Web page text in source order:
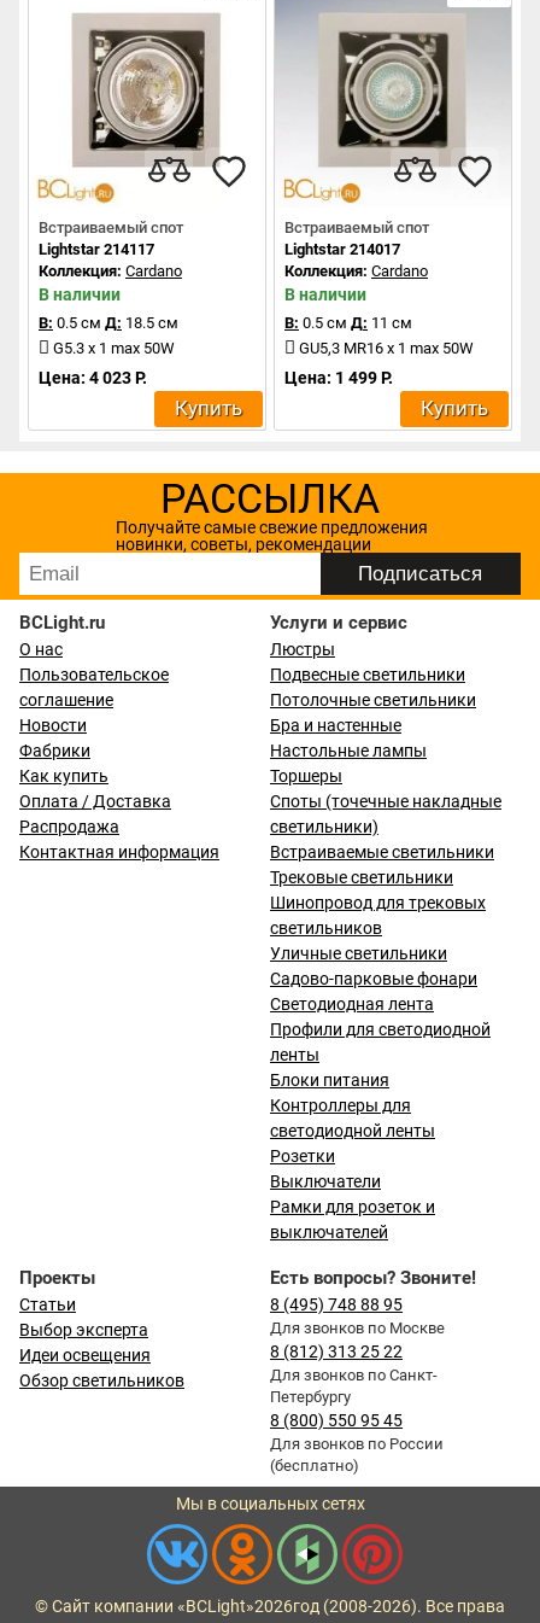
Встраиваемый спот
Lightstar 214117
Коллекция: Cardano
В наличии
В: 0.5 см Д: 18.5 см
G5.3 x 1 max 50W
Цена: 4 023 Р.
Купить
Встраиваемый спот
Lightstar 214017
Коллекция: Cardano
В наличии
В: 0.5 см Д: 11 см
GU5,3 MR16 x 1 max 50W
Цена: 1 499 Р.
Купить
РАССЫЛКА
Получайте самые свежие предложения
новинки, советы, рекомендации
BCLight.ru
О нас
Пользовательское
соглашение
Новости
Фабрики
Как купить
Оплата / Доставка
Распродажа
Контактная информация
Услуги и сервис
Люстры
Подвесные светильники
Потолочные светильники
Бра и настенные
Настольные лампы
Торшеры
Споты (точечные накладные
светильники)
Встраиваемые светильники
Трековые светильники
Шинопровод для трековых
светильников
Уличные светильники
Садово-парковые фонари
Светодиодная лента
Профили для светодиодной
ленты
Блоки питания
Контроллеры для
светодиодной ленты
Розетки
Выключатели
Рамки для розеток и
выключателей
Проекты
Статьи
Выбор эксперта
Идеи освещения
Обзор светильников
Есть вопросы? Звоните!
8 (495) 748 88 95
Для звонков по Москве
8 (812) 313 25 22
Для звонков по Санкт-
Петербургу
8 (800) 550 95 45
Для звонков по России
(бесплатно)
Мы в социальных сетях
© Сайт компании «BCLight»2026год (2008-2026). Все права